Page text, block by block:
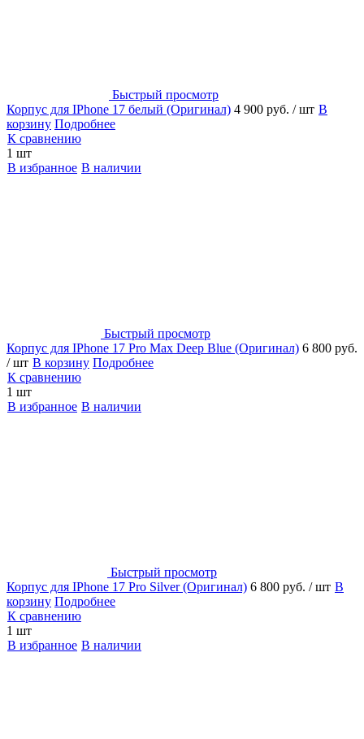
Быстрый просмотр
Корпус для IPhone 17 белый (Оригинал) 4 900 руб. / шт В
корзину Подробнее
К сравнению
1 шт
В избранное В наличии
Быстрый просмотр
Корпус для IPhone 17 Pro Max Deep Blue (Оригинал) 6 800 руб.
/ шт В корзину Подробнее
К сравнению
1 шт
В избранное В наличии
Быстрый просмотр
Корпус для IPhone 17 Pro Silver (Оригинал) 6 800 руб. / шт В
корзину Подробнее
К сравнению
1 шт
В избранное В наличии